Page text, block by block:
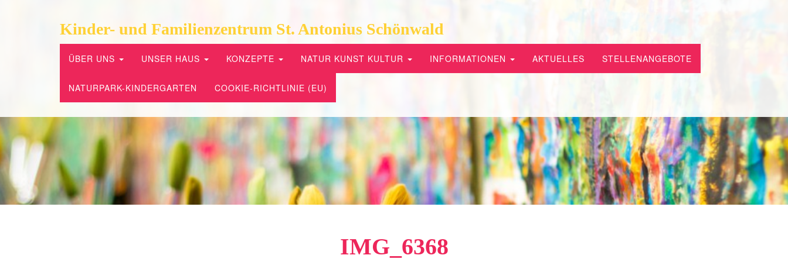
Kinder- und Familienzentrum St. Antonius Schönwald
ÜBER UNS UNSER HAUS KONZEPTE NATUR KUNST KULTUR INFORMATIONEN AKTUELLES STELLENANGEBOTE
NATURPARK-KINDERGARTEN COOKIE-RICHTLINIE (EU)
IMG_6368